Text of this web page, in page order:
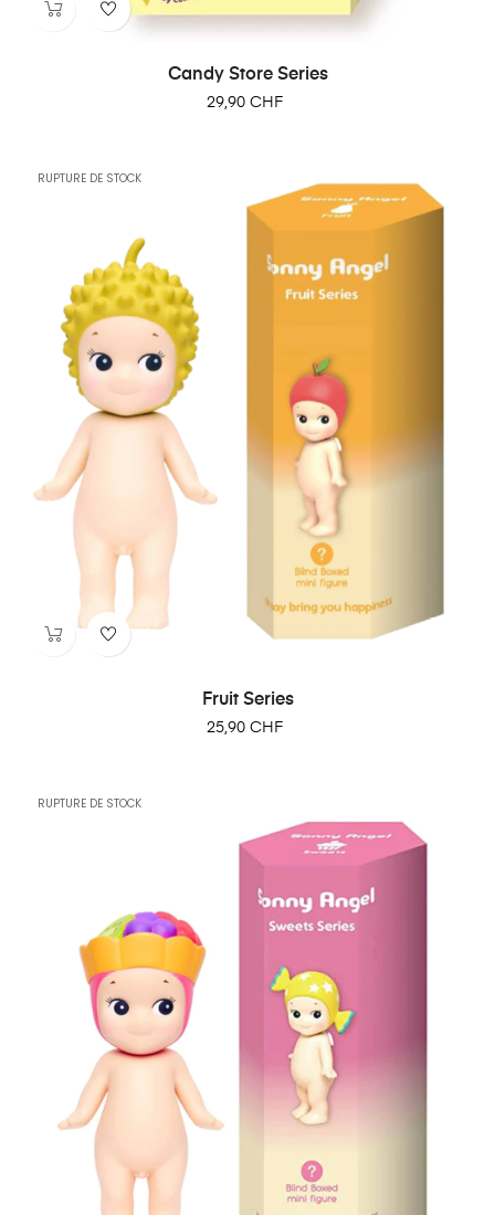
Candy Store Series
29,90 CHF
RUPTURE DE STOCK
Fruit Series
25,90 CHF
RUPTURE DE STOCK